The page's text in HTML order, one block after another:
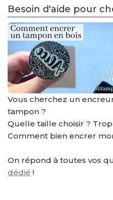
Besoin d'aide pour
Vous cherchez un
tampon ?
Quelle taille choisir ?
Comment bien encrer
On répond à toutes vos
dédié !